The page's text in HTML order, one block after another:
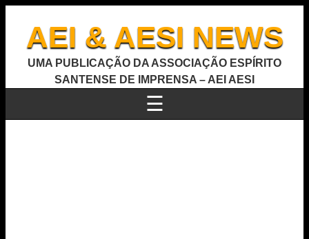
AEI & AESI NEWS
UMA PUBLICAÇÃO DA ASSOCIAÇÃO ESPÍRITO
SANTENSE DE IMPRENSA – AEI AESI
☰